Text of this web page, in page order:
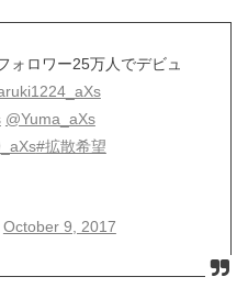
ォロワー25万人でデビュ
@Yuma_aXs
#拡散希望
October 9, 2017